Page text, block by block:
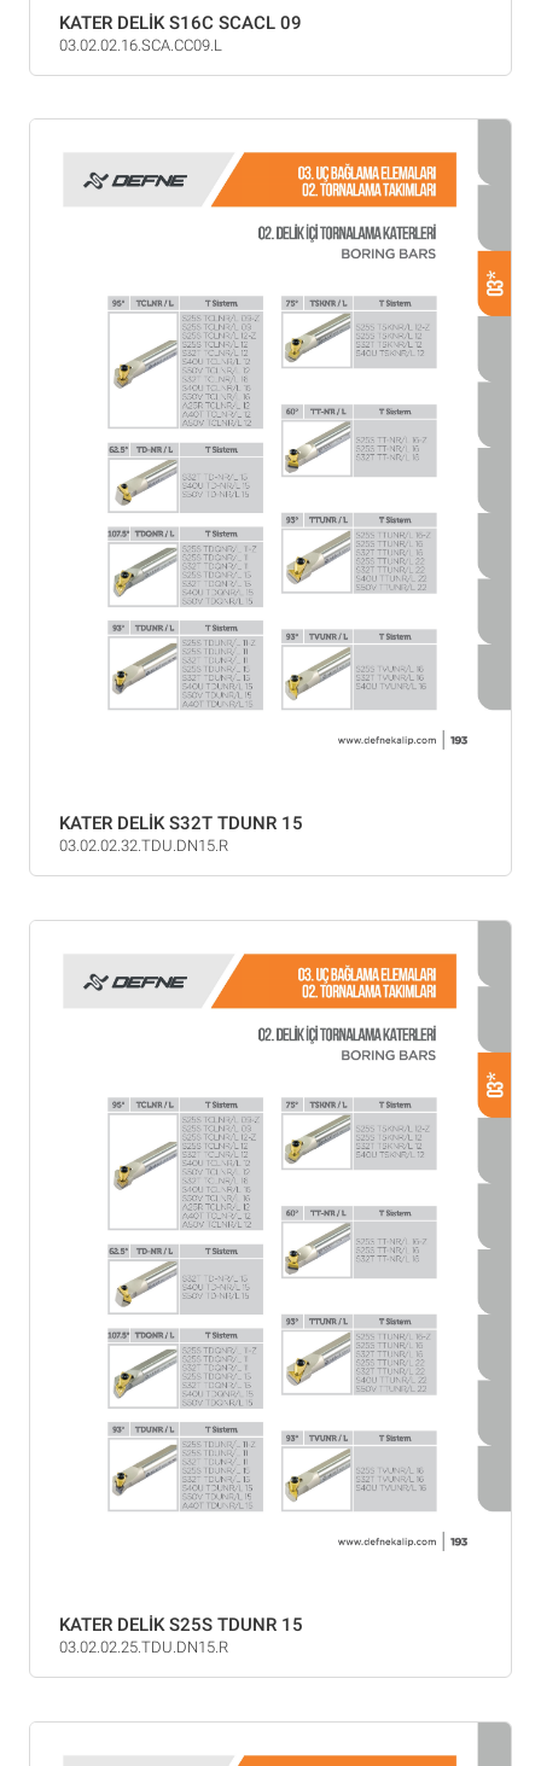
KATER DELİK S16C SCACL 09
03.02.02.16.SCA.CC09.L
KATER DELİK S32T TDUNR 15
03.02.02.32.TDU.DN15.R
KATER DELİK S25S TDUNR 15
03.02.02.25.TDU.DN15.R